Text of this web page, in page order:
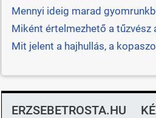
Mennyi ideig marad
Miként értelmezhető a tűzvész
Mit jelent a hajhullás, a
ERZSEBETROSTA.HU